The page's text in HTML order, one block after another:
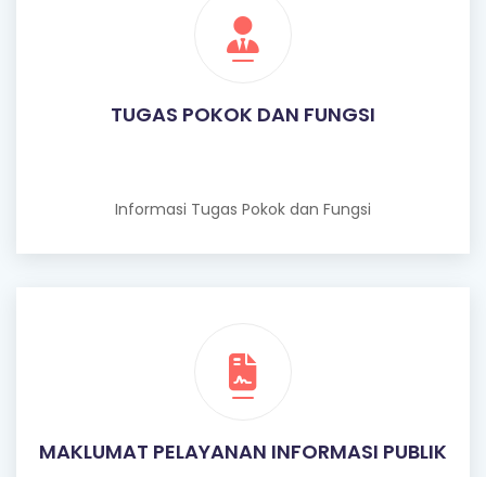
TUGAS POKOK DAN FUNGSI
Informasi Tugas Pokok dan Fungsi
MAKLUMAT PELAYANAN INFORMASI PUBLIK